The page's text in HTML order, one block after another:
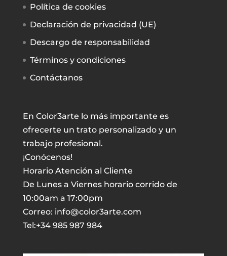
Política de cookies
Declaración de privacidad (UE)
Descargo de responsabilidad
Términos y condiciones
Contáctanos
En Color3arte lo más importante es
ofrecerte un trato personalizado y un
trabajo profesional.
¡Conócenos!
Horario Atención al Cliente
De Lunes a Viernes horario corrido de
10:00am a 17:00pm
Correo: info@color3arte.com
Tel:+34 985 987 984